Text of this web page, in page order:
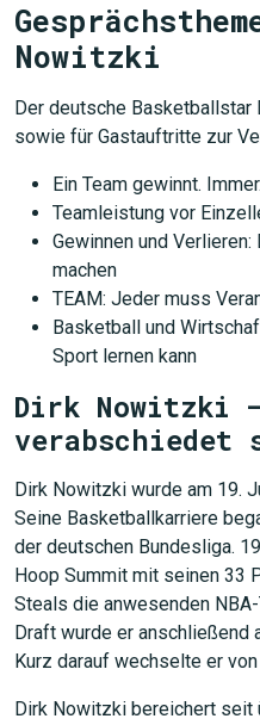
Nowitzki
Der deutsche
sowie für Gastauftritte zur
Ein Team gewinnt. Immer.
Teamleistung vor
Gewinnen und
machen
TEAM: Jeder muss
Basketball und
Sport lernen kann
Dirk Nowitzki
verabschiedet
Dirk Nowitzki wurde am 19.
Seine Basketballkarriere
der deutschen Bundesliga.
Hoop Summit mit seinen 33
Steals die anwesenden
Draft wurde er anschließend
Kurz darauf wechselte er
Dirk Nowitzki bereichert seit